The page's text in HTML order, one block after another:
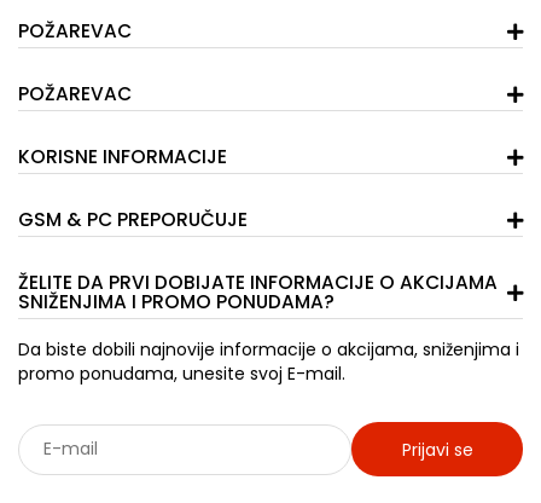
POŽAREVAC
POŽAREVAC
KORISNE INFORMACIJE
GSM & PC PREPORUČUJE
ŽELITE DA PRVI DOBIJATE INFORMACIJE O AKCIJAMA
SNIŽENJIMA I PROMO PONUDAMA?
Da biste dobili najnovije informacije o akcijama, sniženjima i
promo ponudama, unesite svoj E-mail.
Prijavi se